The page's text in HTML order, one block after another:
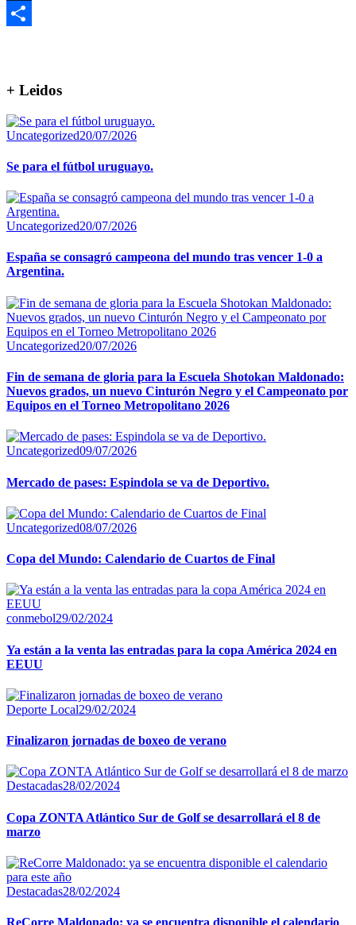
Tumblr
+ Leidos
Uncategorized20/07/2026
Se para el fútbol uruguayo.
Uncategorized20/07/2026
España se consagró campeona del mundo tras vencer 1-0 a
Argentina.
Uncategorized20/07/2026
Fin de semana de gloria para la Escuela Shotokan Maldonado:
Nuevos grados, un nuevo Cinturón Negro y el Campeonato por
Equipos en el Torneo Metropolitano 2026
Uncategorized09/07/2026
Mercado de pases: Espindola se va de Deportivo.
Uncategorized08/07/2026
Copa del Mundo: Calendario de Cuartos de Final
conmebol29/02/2024
Ya están a la venta las entradas para la copa América 2024 en
EEUU
Deporte Local29/02/2024
Finalizaron jornadas de boxeo de verano
Destacadas28/02/2024
Copa ZONTA Atlántico Sur de Golf se desarrollará el 8 de
marzo
Destacadas28/02/2024